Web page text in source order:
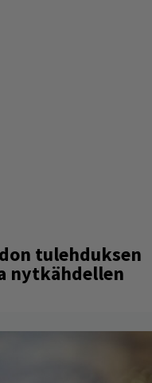
tulehduksen
nytkähdellen